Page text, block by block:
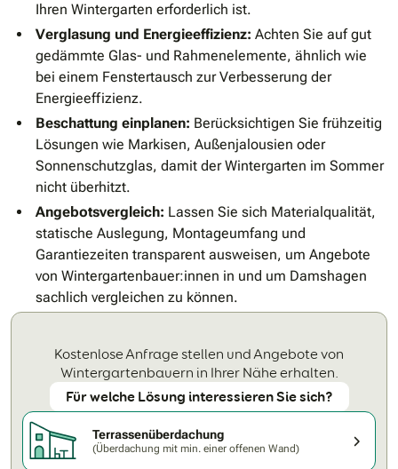
Ihren Wintergarten erforderlich ist.
Verglasung und Energieeffizienz: Achten Sie auf gut
gedämmte Glas- und Rahmenelemente, ähnlich wie
bei einem Fenstertausch zur Verbesserung der
Energieeffizienz.
Beschattung einplanen: Berücksichtigen Sie frühzeitig
Lösungen wie Markisen, Außenjalousien oder
Sonnenschutzglas, damit der Wintergarten im Sommer
nicht überhitzt.
Angebotsvergleich: Lassen Sie sich Materialqualität,
statische Auslegung, Montageumfang und
Garantiezeiten transparent ausweisen, um Angebote
von Wintergartenbauer:innen in und um Damshagen
sachlich vergleichen zu können.
Kostenlose Anfrage stellen und Angebote von
Wintergartenbauern in Ihrer Nähe erhalten.
Für welche Lösung interessieren Sie sich?
Terrassen­überdachung
(Überdachung mit min. einer offenen Wand)